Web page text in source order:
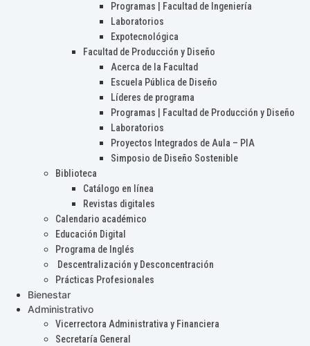
Programas | Facultad de Ingeniería
Laboratorios
Expotecnológica
Facultad de Producción y Diseño
Acerca de la Facultad
Escuela Pública de Diseño
Líderes de programa
Programas | Facultad de Producción y Diseño
Laboratorios
Proyectos Integrados de Aula – PIA
Simposio de Diseño Sostenible
Biblioteca
Catálogo en línea
Revistas digitales
Calendario académico
Educación Digital
Programa de Inglés
Descentralización y Desconcentración
Prácticas Profesionales
Bienestar
Administrativo
Vicerrectora Administrativa y Financiera
Secretaría General